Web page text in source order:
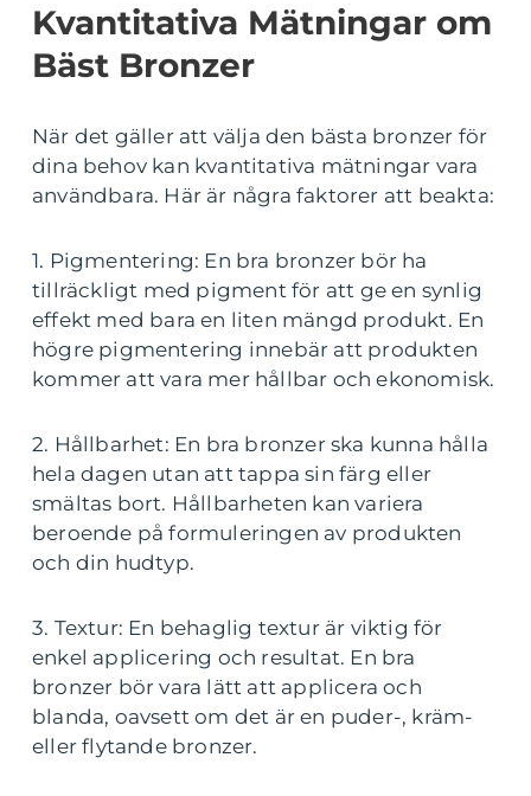
Kvantitativa Mätningar om
Bäst Bronzer
När det gäller att välja den bästa bronzer för
dina behov kan kvantitativa mätningar vara
användbara. Här är några faktorer att beakta:
1. Pigmentering: En bra bronzer bör ha
tillräckligt med pigment för att ge en synlig
effekt med bara en liten mängd produkt. En
högre pigmentering innebär att produkten
kommer att vara mer hållbar och ekonomisk.
2. Hållbarhet: En bra bronzer ska kunna hålla
hela dagen utan att tappa sin färg eller
smältas bort. Hållbarheten kan variera
beroende på formuleringen av produkten
och din hudtyp.
3. Textur: En behaglig textur är viktig för
enkel applicering och resultat. En bra
bronzer bör vara lätt att applicera och
blanda, oavsett om det är en puder-, kräm-
eller flytande bronzer.